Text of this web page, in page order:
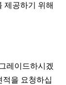
제공하기 위해
레이드하시겠
적을 요청하십